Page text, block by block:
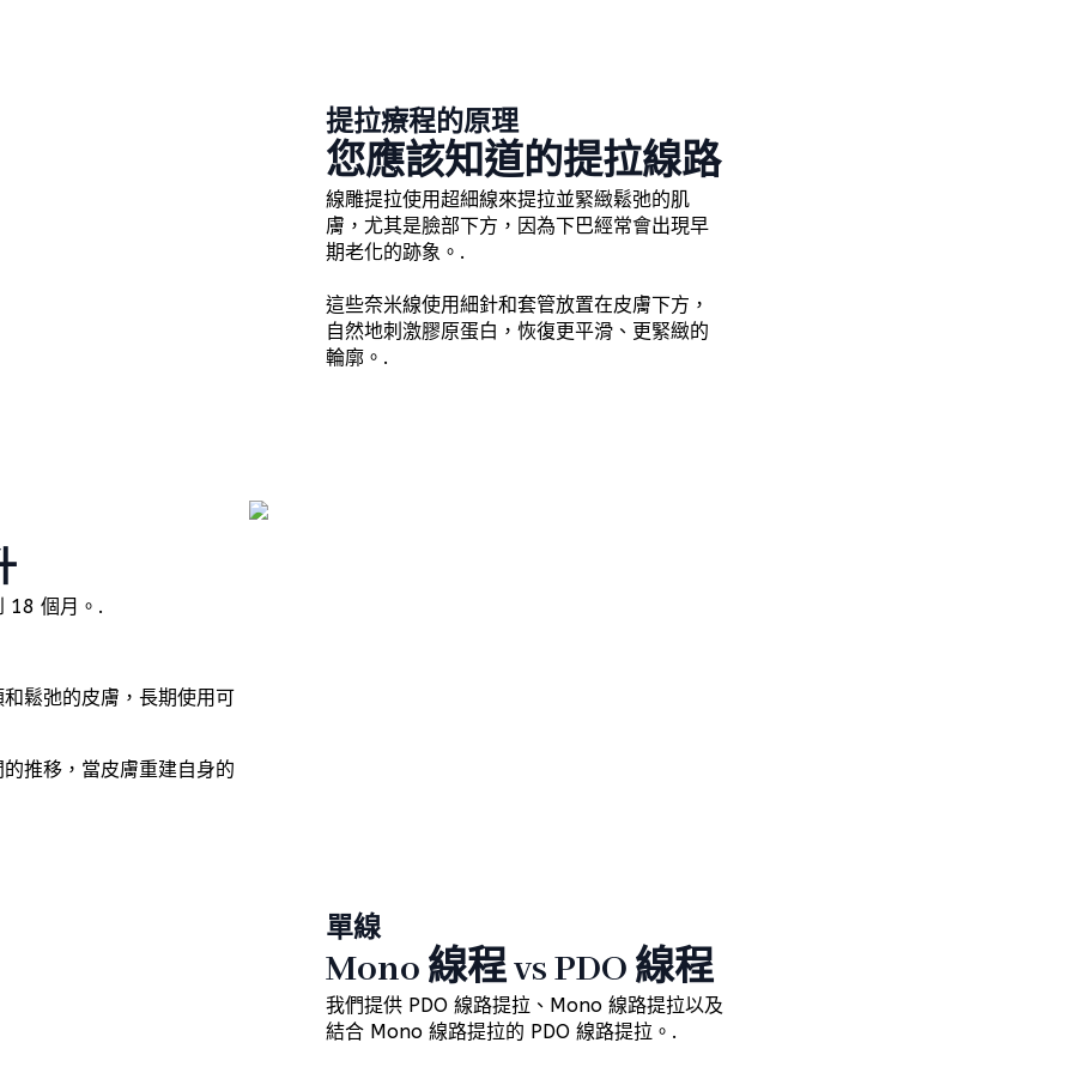
提拉療程的原理
您應該知道的提拉線路
線雕提拉使用超細線來提拉並緊緻鬆弛的肌
膚，尤其是臉部下方，因為下巴經常會出現早
期老化的跡象。.
這些奈米線使用細針和套管放置在皮膚下方，
自然地刺激膠原蛋白，恢復更平滑、更緊緻的
輪廓。.
18 個月。.
鬆弛的皮膚，長期使用可
推移，當皮膚重建自身的
單線
Mono 線程 vs PDO 線程
我們提供 PDO 線路提拉、Mono 線路提拉以及
結合 Mono 線路提拉的 PDO 線路提拉。.